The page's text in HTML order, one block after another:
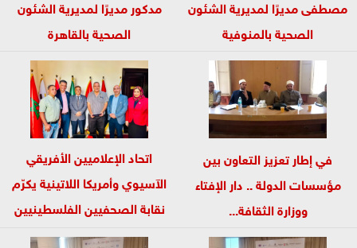
مصطفى مديرًا لمديرية الشئون
الصحية بالمنوفية
مدكور مديرًا لمديرية الشئون
الصحية بالقاهرة
في إطار تعزيز التعاون بين
مؤسسات الدولة .. دار الإفتاء
ووزارة الثقافة...
اتحاد الإعلاميين الأفريقي
الآسيوي وأمريكا اللاتينية يكرّم
نقابة الصحفيين الفلسطينيين
ويعلن توسيع...